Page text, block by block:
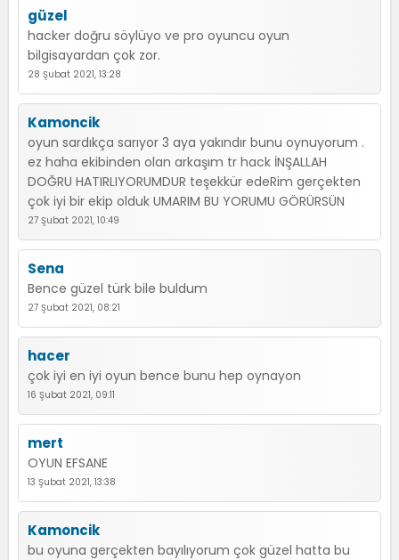
güzel
hacker doğru söylüyo ve pro oyuncu oyun
bilgisayardan çok zor.
28 Şubat 2021, 13:28
Kamoncik
oyun sardıkça sarıyor 3 aya yakındır bunu oynuyorum .
ez haha ekibinden olan arkaşım tr hack İNŞALLAH
DOĞRU HATIRLIYORUMDUR teşekkür edeRim gerçekten
çok iyi bir ekip olduk UMARIM BU YORUMU GÖRÜRSÜN
27 Şubat 2021, 10:49
Sena
Bence güzel türk bile buldum
27 Şubat 2021, 08:21
hacer
çok iyi en iyi oyun bence bunu hep oynayon
16 Şubat 2021, 09:11
mert
OYUN EFSANE
13 Şubat 2021, 13:38
Kamoncik
bu oyuna gerçekten bayılıyorum çok güzel hatta bu